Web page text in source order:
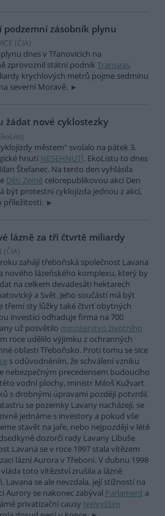
podzemní zásobník plynu
(ČIA)
dnes v Třanovicích na
zprovoznil státní podnik Transgas.
krychlových metrů pojme sedminu
severní Moravě.
žádat nové cyklostezky
městem" svolalo na pátek 3.
hnutí NESEHNUTÍ. EkoListu to dnes
Štefanec. Na tento den vyhlásila
Děti Země celorepublikovou akci Den
být protestní cyklojízda jednou z akcí,
příležitosti.
lázně za tři čtvrtě miliardy
(ČIA)
zahájí třeboňská společnost Lavana
nového lázeňského komplexu, který by
na celkem devadesáti hektarech
a Svět. Jeho součástí má být
třemi sty lůžky také čtvrť obytných
investici odhaduje firma na 700
už posvětilo ministerstvo životního
roce udělilo výjimku z ochranných
oblasti Třeboňsko. Proti tomu se sice
s odůvodněním, že schválení vzniku
nebezpečným precedensem budoucího
vodní plochy, ministr Miloš Kužvart
s drobnými úpravami později potvrdil.
se pozemky Lavany nacházejí, se
jednáme s investory a pokud vše
stavět na jaře, nebo nejpozději v létě
dozorčí rady Lavany Libuše
Lavana se v roce 1997 stala vítězem
lázní Aurora v Třeboni. V dubnu 1998
toto vítězství zrušila a lázně
Lavana se ale nevzdala, její stížností na
Aurory se nakonec zabýval Parlament a
privatizační causy Nejvyšším